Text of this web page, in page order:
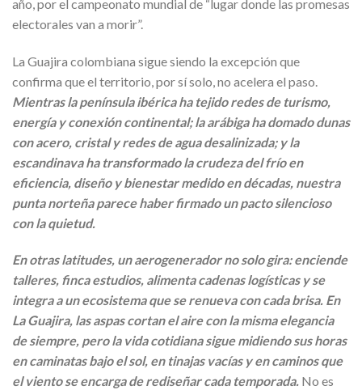
año, por el campeonato mundial de “lugar donde las promesas
electorales van a morir”.
La Guajira colombiana sigue siendo la excepción que
confirma que el territorio, por sí solo, no acelera el paso.
Mientras la península ibérica ha tejido redes de turismo,
energía y conexión continental; la arábiga ha domado dunas
con acero, cristal y redes de agua desalinizada; y la
escandinava ha transformado la crudeza del frío en
eficiencia, diseño y bienestar medido en décadas, nuestra
punta norteña parece haber firmado un pacto silencioso
con la quietud.
En otras latitudes, un aerogenerador no solo gira: enciende
talleres, finca estudios, alimenta cadenas logísticas y se
integra a un ecosistema que se renueva con cada brisa. En
La Guajira, las aspas cortan el aire con la misma elegancia
de siempre, pero la vida cotidiana sigue midiendo sus horas
en caminatas bajo el sol, en tinajas vacías y en caminos que
el viento se encarga de rediseñar cada temporada. No es